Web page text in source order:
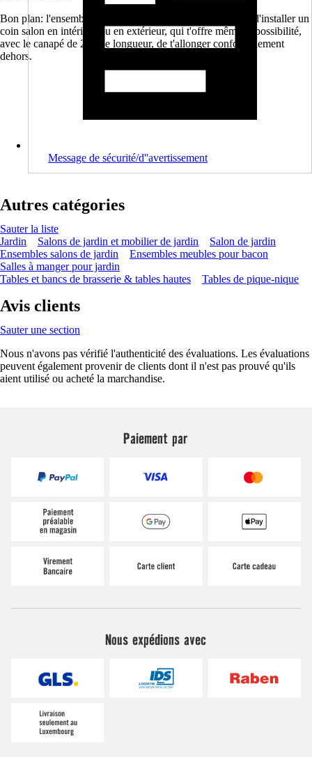
Bon plan: l'ensemble de meubles de jardin Jane te permet d'installer un
coin salon en intérieur ou en extérieur, qui t'offre même la possibilité,
avec le canapé de 2 m de longueur, de t'allonger confortablement
dehors.
Message de sécurité/d''avertissement
Autres catégories
Sauter la liste
Jardin
Salons de jardin et mobilier de jardin
Salon de jardin
Ensembles salons de jardin
Ensembles meubles pour bacon
Salles à manger pour jardin
Tables et bancs de brasserie & tables hautes
Tables de pique-nique
Avis clients
Sauter une section
Nous n'avons pas vérifié l'authenticité des évaluations. Les évaluations
peuvent également provenir de clients dont il n'est pas prouvé qu'ils
aient utilisé ou acheté la marchandise.
Paiement par
Nous expédions avec